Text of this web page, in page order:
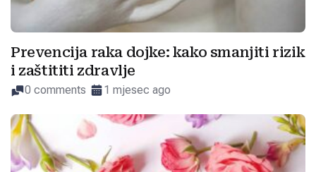
Prevencija raka dojke: kako smanjiti rizik
i zaštititi zdravlje
0 comments 1 mjesec ago